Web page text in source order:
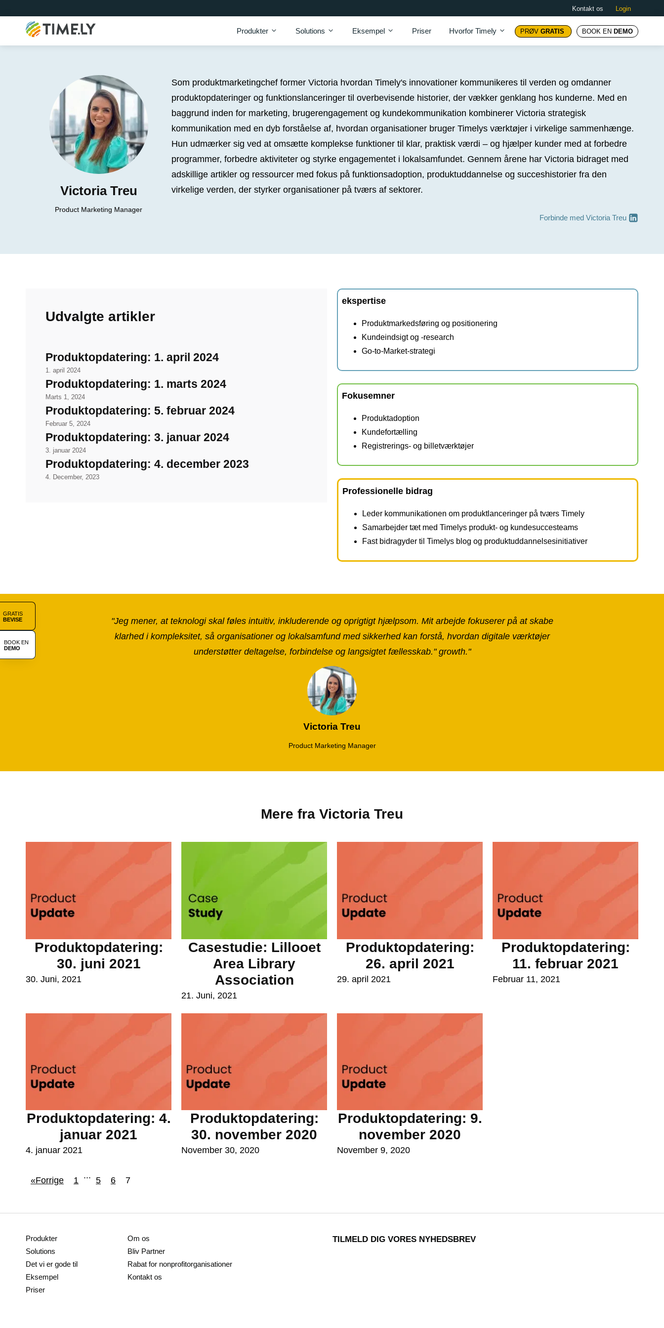
Kontakt os Login
Timely
Produkter Solutions Eksempel Priser Hvorfor Timely PRØV GRATIS BOOK EN DEMO
GRATIS
BEVISE
BOOK EN
DEMO
Victoria Treu
Product Marketing Manager
Som produktmarketingchef former Victoria hvordan Timely's innovationer kommunikeres til verden og omdanner
produktopdateringer og funktionslanceringer til overbevisende historier, der vækker genklang hos kunderne. Med en
baggrund inden for marketing, brugerengagement og kundekommunikation kombinerer Victoria strategisk
kommunikation med en dyb forståelse af, hvordan organisationer bruger Timelys værktøjer i virkelige sammenhænge.
Hun udmærker sig ved at omsætte komplekse funktioner til klar, praktisk værdi – og hjælper kunder med at forbedre
programmer, forbedre aktiviteter og styrke engagementet i lokalsamfundet. Gennem årene har Victoria bidraget med
adskillige artikler og ressourcer med fokus på funktionsadoption, produktuddannelse og succeshistorier fra den
virkelige verden, der styrker organisationer på tværs af sektorer.
Forbinde med Victoria Treu
Udvalgte artikler
Produktopdatering: 1. april 2024
1. april 2024
Produktopdatering: 1. marts 2024
Marts 1, 2024
Produktopdatering: 5. februar 2024
Februar 5, 2024
Produktopdatering: 3. januar 2024
3. januar 2024
Produktopdatering: 4. december 2023
4. December, 2023
ekspertise
Produktmarkedsføring og positionering
Kundeindsigt og -research
Go-to-Market-strategi
Fokusemner
Produktadoption
Kundefortælling
Registrerings- og billetværktøjer
Professionelle bidrag
Leder kommunikationen om produktlanceringer på tværs Timely
Samarbejder tæt med Timelys produkt- og kundesuccesteams
Fast bidragyder til Timelys blog og produktuddannelsesinitiativer
"Jeg mener, at teknologi skal føles intuitiv, inkluderende og oprigtigt hjælpsom. Mit arbejde fokuserer på at skabe
klarhed i kompleksitet, så organisationer og lokalsamfund med sikkerhed kan forstå, hvordan digitale værktøjer
understøtter deltagelse, forbindelse og langsigtet fællesskab." growth."
Victoria Treu
Product Marketing Manager
Mere fra Victoria Treu
Produktopdatering:
30. juni 2021
30. Juni, 2021
Casestudie: Lillooet
Area Library
Association
21. Juni, 2021
Produktopdatering:
26. april 2021
29. april 2021
Produktopdatering:
11. februar 2021
Februar 11, 2021
Produktopdatering: 4.
januar 2021
4. januar 2021
Produktopdatering:
30. november 2020
November 30, 2020
Produktopdatering: 9.
november 2020
November 9, 2020
«Forrige 1 ... 5 6 7
Produkter
Solutions
Det vi er gode til
Eksempel
Priser
Om os
Bliv Partner
Rabat for nonprofitorganisationer
Kontakt os
TILMELD DIG VORES NYHEDSBREV